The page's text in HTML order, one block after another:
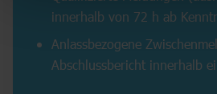
innerhalb von 72 h ab
Anlassbezogene
Abschlussbericht innerhalb